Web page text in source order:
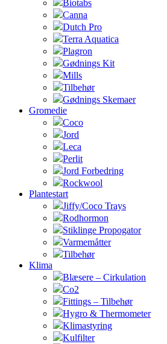
Biotabs
Canna
Dutch Pro
Terra Aquatica
Plagron
Gødnings Kit
Mills
Tilbehør
Gødnings Skemaer
Gromedie
Coco
Jord
Leca
Perlit
Jord Forbedring
Rockwool
Plantestart
Jiffy/Coco Trays
Rodhormon
Stiklinge Propogator
Varmemåtter
Tilbehør
Klima
Blæsere – Cirkulation
Co2
Fittings – Tilbehør
Hygro & Thermometer
Klimastyring
Kulfilter